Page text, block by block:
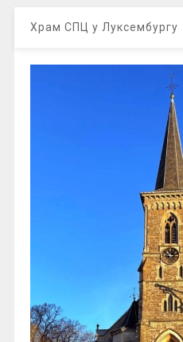
Храм СПЦ у Луксембургу